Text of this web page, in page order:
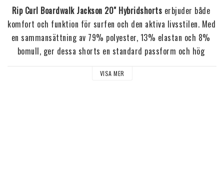
Rip Curl Boardwalk Jackson 20" Hybridshorts erbjuder både
komfort och funktion för surfen och den aktiva livsstilen. Med
en sammansättning av 79% polyester, 13% elastan och 8%
bomull, ger dessa shorts en standard passform och hög
flexibilitet. 20” outseamen ger ett längre snitt, och med DWR
(Durable Water Repellent) behandling och hydrophobic quick
VISA MER